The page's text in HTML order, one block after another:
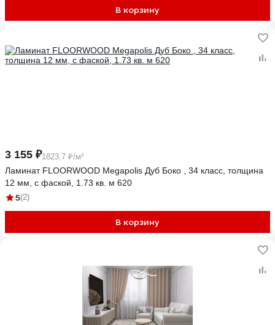
В корзину
3 155 ₽1823.7 ₽/м²
Ламинат FLOORWOOD Megapolis Дуб Боко , 34 класс, толщина
12 мм, с фаской, 1.73 кв. м 620
5(2)
В корзину